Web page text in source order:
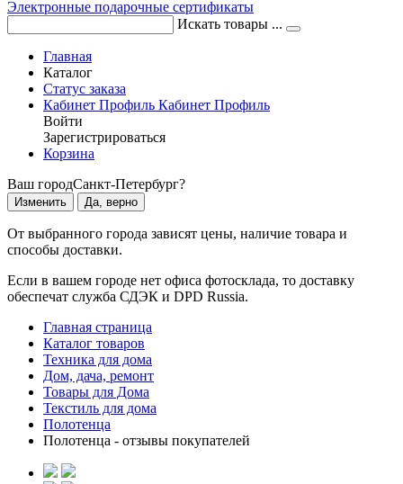
Электронные подарочные сертификаты
Искать товары ...
Главная
Каталог
Статус заказа
Кабинет Профиль Кабинет Профиль
Войти
Зарегистрироваться
Корзина
Ваш городСанкт-Петербург?
Изменить Да, верно
От выбранного города зависят цены, наличие товара и
способы доставки.
Если в вашем городе нет офиса фотосклада, то доставку
обеспечат служба СДЭК и DPD Russia.
Главная страница
Каталог товаров
Техника для дома
Дом, дача, ремонт
Товары для Дома
Текстиль для дома
Полотенца
Полотенца - отзывы покупателей